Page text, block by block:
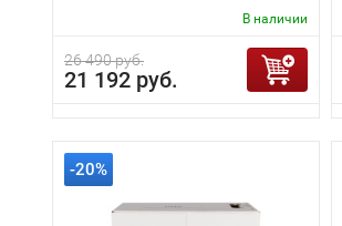
В наличии
26 490 руб.
21 192 руб.
-20%